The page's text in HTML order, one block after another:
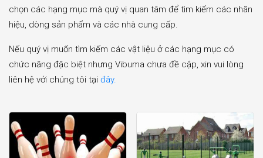
chọn các hạng mục mà quý vị quan tâm để tìm kiếm các nhãn
hiệu, dòng sản phẩm và các nhà cung cấp.
Nếu quý vị muốn tìm kiếm các vật liệu ở các hạng mục có
chức năng đặc biệt nhưng Vibuma chưa đề cập, xin vui lòng
liên hệ với chúng tôi tại đây.